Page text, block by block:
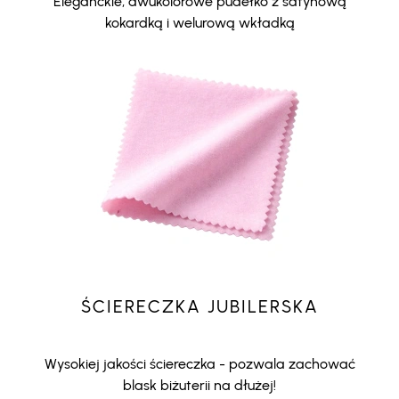
kokardką i welurową wkładką
ŚCIERECZKA JUBILERSKA
Wysokiej jakości ściereczka - pozwala zachować
blask biżuterii na dłużej!